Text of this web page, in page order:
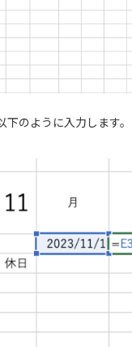
のように入力します。